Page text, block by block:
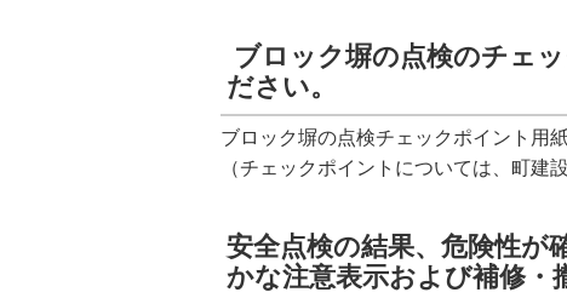
ブロック塀の点検のチェ
ださい。
ブロック塀の点検チェックポイント用
（チェックポイントについては、町建
安全点検の結果、危険性が
かな注意表示および補修・